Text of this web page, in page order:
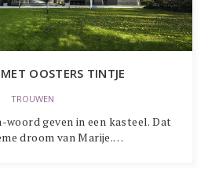
OOSTERS TINTJE
TROUWEN
woord geven in een kasteel. Dat
droom van Marije.…